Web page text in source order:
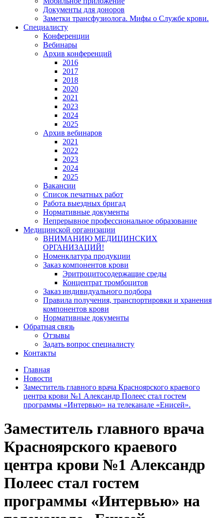
Документы для доноров
Заметки трансфузиолога. Мифы о Службе крови.
Специалисту
Конференции
Вебинары
Архив конференций
2016
2017
2018
2020
2021
2023
2024
2025
Архив вебинаров
2021
2022
2023
2024
2025
Вакансии
Список печатных работ
Работа выездных бригад
Нормативные документы
Непрерывное профессиональное образование
Медицинской организации
ВНИМАНИЮ МЕДИЦИНСКИХ
ОРГАНИЗАЦИЙ!
Номенклатура продукции
Заказ компонентов крови
Эритроцитосодержащие среды
Концентрат тромбоцитов
Заказ индивидуального подбора
Правила получения, транспортировки и хранения
компонентов крови
Нормативные документы
Обратная связь
Отзывы
Задать вопрос специалисту
Контакты
Главная
Новости
Заместитель главного врача Красноярского краевого
центра крови №1 Александр Полеес стал гостем
программы «Интервью» на телеканале «Енисей».
Заместитель главного врача
Красноярского краевого
центра крови №1 Александр
Полеес стал гостем
программы «Интервью» на